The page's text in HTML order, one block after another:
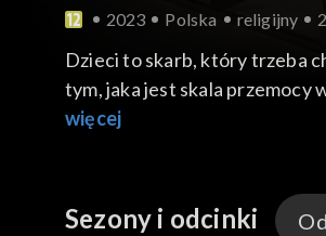
2023 Polska religijny
Dzieci to skarb, który trzeba
tym, jaka jest skala przemocy
więcej
Sezony i odcinki